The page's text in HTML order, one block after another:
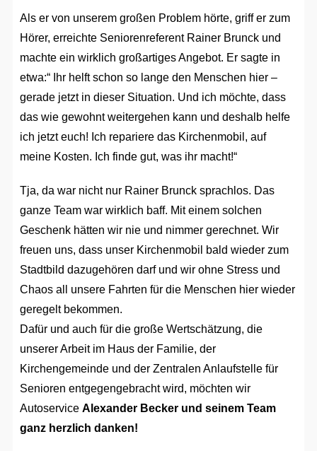
Als er von unserem großen Problem hörte, griff er zum
Hörer, erreichte Seniorenreferent Rainer Brunck und
machte ein wirklich großartiges Angebot. Er sagte in
etwa:“ Ihr helft schon so lange den Menschen hier –
gerade jetzt in dieser Situation. Und ich möchte, dass
das wie gewohnt weitergehen kann und deshalb helfe
ich jetzt euch! Ich repariere das Kirchenmobil, auf
meine Kosten. Ich finde gut, was ihr macht!“
Tja, da war nicht nur Rainer Brunck sprachlos. Das
ganze Team war wirklich baff. Mit einem solchen
Geschenk hätten wir nie und nimmer gerechnet. Wir
freuen uns, dass unser Kirchenmobil bald wieder zum
Stadtbild dazugehören darf und wir ohne Stress und
Chaos all unsere Fahrten für die Menschen hier wieder
geregelt bekommen.
Dafür und auch für die große Wertschätzung, die
unserer Arbeit im Haus der Familie, der
Kirchengemeinde und der Zentralen Anlaufstelle für
Senioren entgegengebracht wird, möchten wir
Autoservice Alexander Becker und seinem Team
ganz herzlich danken!